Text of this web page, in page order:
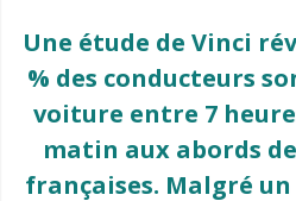
Une étude de Vinci
% des conducteurs
voiture entre 7
matin aux abords
françaises. Malgré